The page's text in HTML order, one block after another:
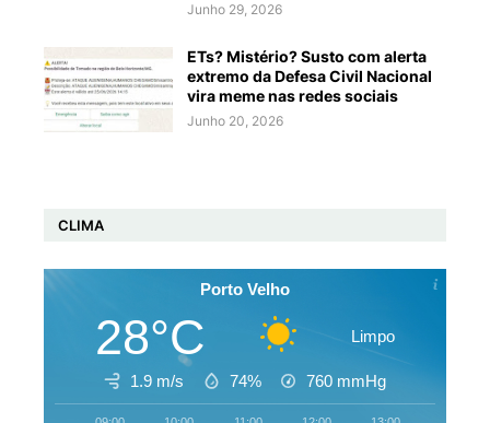
Junho 29, 2026
ETs? Mistério? Susto com alerta
extremo da Defesa Civil Nacional
vira meme nas redes sociais
Junho 20, 2026
CLIMA
Porto Velho
28°C Limpo
1.9 m/s 74% 760 mmHg